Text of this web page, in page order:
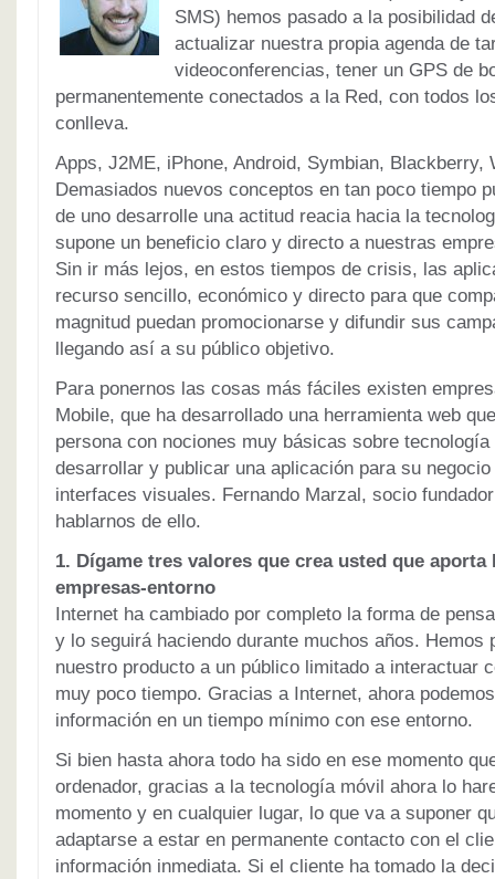
SMS) hemos pasado a la posibilidad
actualizar nuestra propia agenda de
videoconferencias, tener un GPS de
permanentemente conectados a la Red, con todos
conlleva.
Apps, J2ME, iPhone, Android, Symbian,
Demasiados nuevos conceptos en tan poco tiempo
de uno desarrolle una actitud reacia hacia la
supone un beneficio claro y directo a nuestras
Sin ir más lejos, en estos tiempos de crisis, las
recurso sencillo, económico y directo para que
magnitud puedan promocionarse y difundir sus
llegando así a su público objetivo.
Para ponernos las cosas más fáciles existen
Mobile, que ha desarrollado una herramienta web
persona con nociones muy básicas sobre tecnología
desarrollar y publicar una aplicación para su
interfaces visuales. Fernando Marzal, socio
hablarnos de ello.
1. Dígame tres valores que crea usted que
empresas-entorno
Internet ha cambiado por completo la forma de
y lo seguirá haciendo durante muchos años. Hemos
nuestro producto a un público limitado a interactuar
muy poco tiempo. Gracias a Internet, ahora
información en un tiempo mínimo con ese entorno.
Si bien hasta ahora todo ha sido en ese momento
ordenador, gracias a la tecnología móvil ahora lo
momento y en cualquier lugar, lo que va a suponer
adaptarse a estar en permanente contacto con el
información inmediata. Si el cliente ha tomado la